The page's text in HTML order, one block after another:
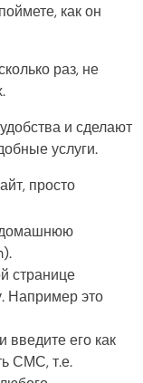
как он
раз, не
и сделают
услуги.
просто
домашнюю
странице
Например это
введите его как
СМС, т.е.